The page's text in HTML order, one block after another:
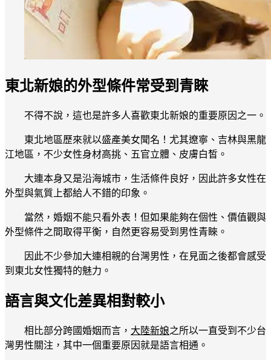
東北新娘的外型條件常受到青睞
不得不說，這也是許多人喜歡東北新娘的重要原因之一。
東北地區歷來就以盛產美女聞名！尤其遼寧、吉林與黑龍
江地區，不少女性身材高挑、五官立體、皮膚白皙。
大連本身又是沿海城市，生活條件良好，因此許多女性在
外型與氣質上都給人不錯的印象。
當然，婚姻不能只看外表！但如果能夠在個性、價值觀與
外型條件之間取得平衡，自然更容易受到男性青睞。
因此不少參加大連相親的台灣男性，在見面之後都會感受
到東北女性獨特的魅力。
語言與文化差異相對較小
相比部分跨國婚姻而言， 大陸新娘之所以一直受到不少台
灣男性關注，其中一個重要原因就是語言相通。